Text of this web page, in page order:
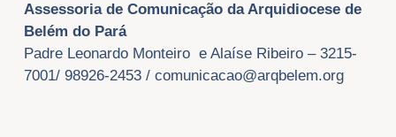
Assessoria de Comunicação da Arquidiocese de
Belém do Pará
Padre Leonardo Monteiro e Alaíse Ribeiro – 3215-
7001/ 98926-2453 / comunicacao@arqbelem.org